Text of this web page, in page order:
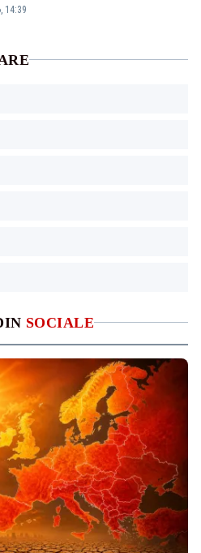
SOCIALE
evacuate
14:39